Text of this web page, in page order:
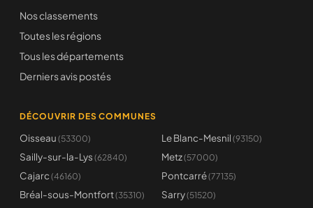
Nos classements
Toutes les régions
Tous les départements
Derniers avis postés
DÉCOUVRIR DES COMMUNES
Oisseau (53300) Le Blanc-Mesnil (93150)
Sailly-sur-la-Lys (62840) Metz(57000)
Cajarc (46160) Pontcarré(77135)
Bréal-sous-Montfort(35310) Sarry(51520)